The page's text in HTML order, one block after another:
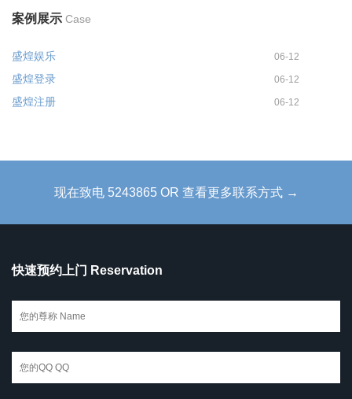
案例展示 Case
盛煌娱乐 06-12
盛煌登录 06-12
盛煌注册 06-12
现在致电 5243865 OR 查看更多联系方式 →
快速预约上门 Reservation